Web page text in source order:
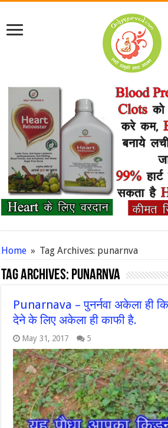
Home » Tag Archives: punarnva
Tag Archives: punarnva
Punarnava – पुनर्नवा अकेला ही
देने के लिए अकेला ही काफी है.
May 31, 2017 5